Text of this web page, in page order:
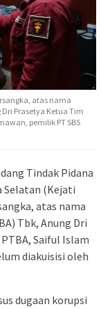
atas nama
Prasetya Ketua Tim
pemilik PT SBS
Tindak Pidana
Selatan (Kejati
atas nama
Tbk, Anung Dri
Saiful Islam
diakuisisi oleh
dugaan korupsi